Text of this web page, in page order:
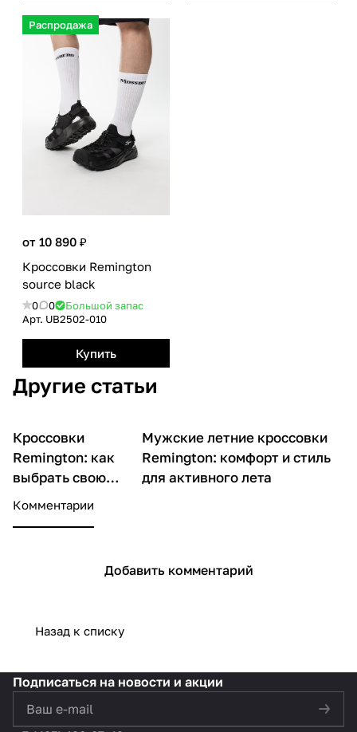
Распродажа
от 10 890 ₽
Кроссовки Remington
source black
0 0
Большой запас
Арт. UB2502-010
Купить
Другие статьи
О товарах
Кроссовки
Remington: как
выбрать свою
модель
О товарах
Мужские летние кроссовки
Remington: комфорт и стиль
для активного лета
Комментарии
Добавить комментарий
Назад к списку
Подписаться на новости и акции